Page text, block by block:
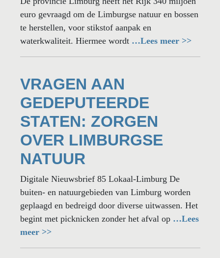
euro gevraagd om de Limburgse natuur en bossen
te herstellen, voor stikstof aanpak en
waterkwaliteit. Hiermee wordt…Lees meer >>
VRAGEN AAN
GEDEPUTEERDE
STATEN: ZORGEN
OVER LIMBURGSE
NATUUR
Digitale Nieuwsbrief 85 Lokaal-Limburg De
buiten- en natuurgebieden van Limburg worden
geplaagd en bedreigd door diverse uitwassen. Het
begint met picknicken zonder het afval op…Lees
meer >>